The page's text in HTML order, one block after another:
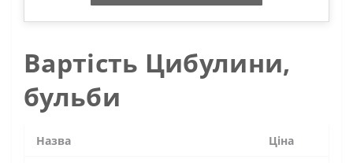
Вартість Цибулини,
бульби
Назва Ціна